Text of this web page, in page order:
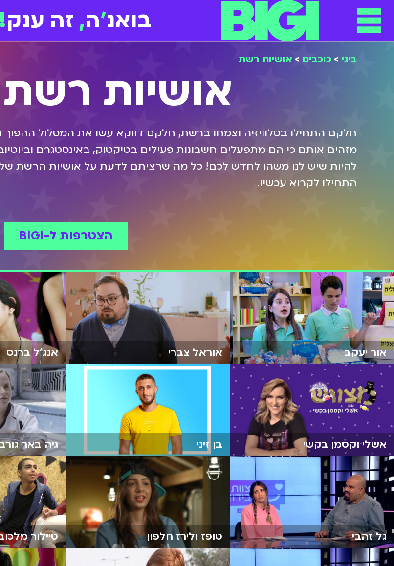
בואנ'ה, זה ענק!
ביגי >כוכבים > אושיות רשת
אושיות
חלקם התחילו בטלוויזיה וצמחו ברשת, חלקם דווקא עשו את המסלול
מזהים אותם כי הם מתפעלים חשבונות פעילים בטיקטוק, באינסטגרם
התחילו לקרוא עכשיו.
הצטרפות ל-BIGI
אור יעקב אוראל צברי אנג'ל ברנס
אשלי וקסמן בקשי בן זיני גיה באר
גל זהבי טופז ולירז חלפון טיילור